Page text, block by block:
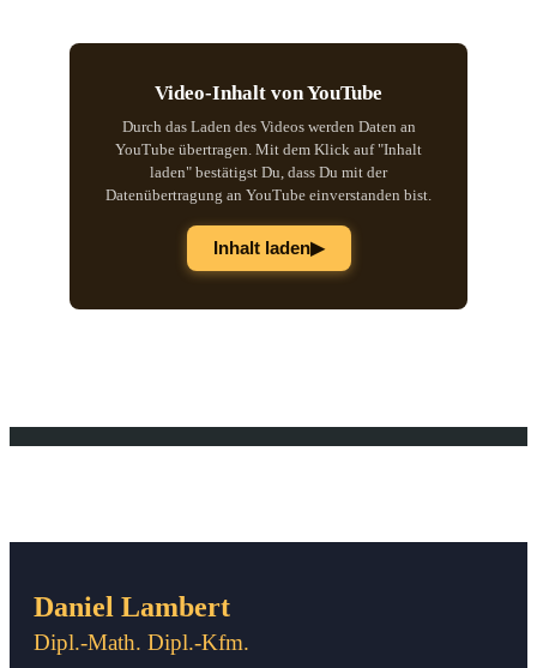
Video-Inhalt von YouTube
Durch das Laden des Videos werden Daten an
YouTube übertragen. Mit dem Klick auf "Inhalt
laden" bestätigst Du, dass Du mit der
Datenübertragung an YouTube einverstanden bist.
Inhalt laden▶
Daniel Lambert
Dipl.-Math. Dipl.-Kfm.